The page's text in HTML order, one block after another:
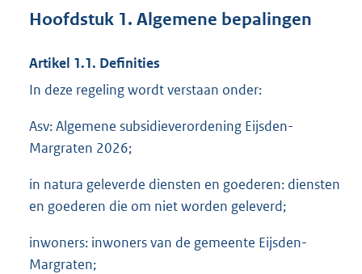
Hoofdstuk 1. Algemene bepalingen
Artikel 1.1. Definities
In deze regeling wordt verstaan onder:
Asv: Algemene subsidieverordening Eijsden-
Margraten 2026;
in natura geleverde diensten en goederen: diensten
en goederen die om niet worden geleverd;
inwoners: inwoners van de gemeente Eijsden-
Margraten;